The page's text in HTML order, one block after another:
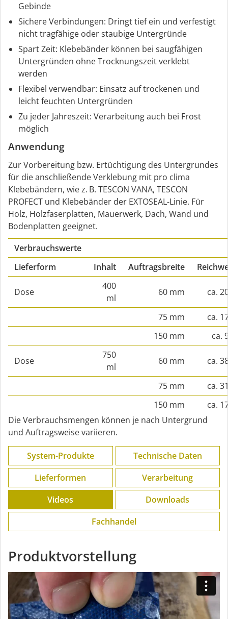
Gebinde
Sichere Verbindungen: Dringt tief ein und verfestigt
nicht tragfähige oder staubige Untergründe
Spart Zeit: Klebebänder können bei saugfähigen
Untergründen ohne Trocknungszeit verklebt
werden
Flexibel verwendbar: Einsatz auf trockenen und
leicht feuchten Untergründen
Zu jeder Jahreszeit: Verarbeitung auch bei Frost
möglich
Anwendung
Zur Vorbereitung bzw. Ertüchtigung des Untergrundes
für die anschließende Verklebung mit pro clima
Klebebändern, wie z. B. TESCON VANA, TESCON
PROFECT und Klebebänder der EXTOSEAL-Linie. Für
Holz, Holzfaserplatten, Mauerwerk, Dach, Wand und
Bodenplatten geeignet.
Verbrauchswerte
Lieferform
Inhalt Auftragsbreite
Dose
400
ml
60 mm ca.
75 mm
ca.
150 mm
ca.
Dose
750
ml
60 mm ca.
75 mm
ca.
150 mm
ca.
Die Verbrauchsmengen können je nach Untergrund
und Auftragsweise variieren.
System-Produkte
Technische Daten
Lieferformen
Verarbeitung
Videos
Downloads
Fachhandel
Produktvorstellung